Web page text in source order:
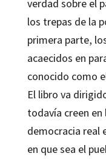
verdad sobre el
los trepas de la
primera parte,
acaecidos en
conocido como
El libro va
todavía creen
democracia real
en que sea el